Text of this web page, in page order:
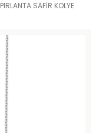
PIRLANTA SAFİR KOLYE